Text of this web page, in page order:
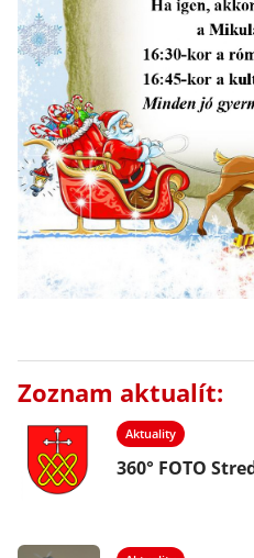
Zoznam aktualít:
Aktuality
360° FOTO